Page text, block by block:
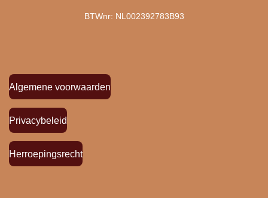
BTWnr: NL002392783B93
Algemene voorwaarden
Privacybeleid
Herroepingsrecht